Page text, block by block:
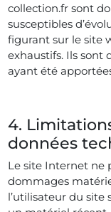
collection.fr sont
susceptibles
figurant sur le site
exhaustifs. Ils sont
ayant été
4.
données
Le site Internet ne
dommages
l’utilisateur du site